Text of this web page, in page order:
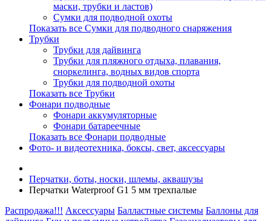
маски, трубки и ластов)
Сумки для подводной охоты
Показать все Сумки для подводного снаряжения
Трубки
Трубки для дайвинга
Трубки для пляжного отдыха, плавания,
сноркелинга, водных видов спорта
Трубки для подводной охоты
Показать все Трубки
Фонари подводные
Фонари аккумуляторные
Фонари батареечные
Показать все Фонари подводные
Фото- и видеотехника, боксы, свет, аксессуары
Перчатки, боты, носки, шлемы, аквашузы
Перчатки Waterproof G1 5 мм трехпалые
Распродажа!!! Аксессуары Балластные системы Баллоны для